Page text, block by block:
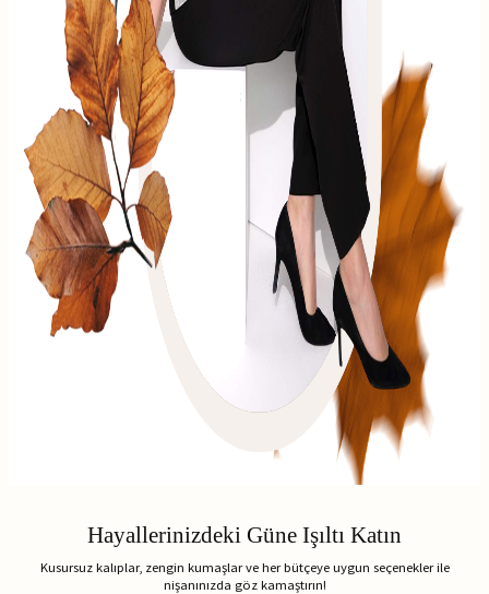
Hayallerinizdeki Güne Işıltı Katın
Kusursuz kalıplar, zengin kumaşlar ve her bütçeye uygun seçenekler ile
nişanınızda göz kamaştırın!